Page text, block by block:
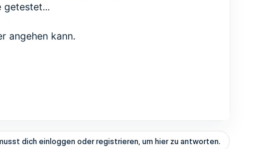
getestet...
angehen kann.
dich einloggen oder registrieren, um hier zu antworten.